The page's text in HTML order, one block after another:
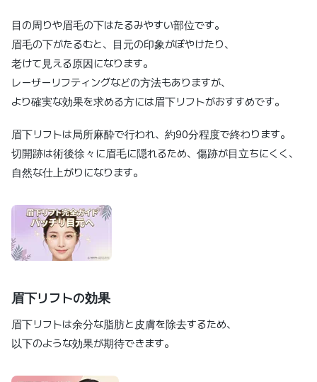
目の周りや眉毛の下はたるみやすい部位です。
眉毛の下がたるむと、目元の印象がぼやけたり、
老けて見える原因になります。
レーザーリフティングなどの方法もありますが、
より確実な効果を求める方には眉下リフトがおすすめです。
眉下リフトは局所麻酔で行われ、約90分程度で終わります。
切開跡は術後徐々に眉毛に隠れるため、傷跡が目立ちにくく、
自然な仕上がりになります。
眉下リフトの効果
眉下リフトは余分な脂肪と皮膚を除去するため、
以下のような効果が期待できます。